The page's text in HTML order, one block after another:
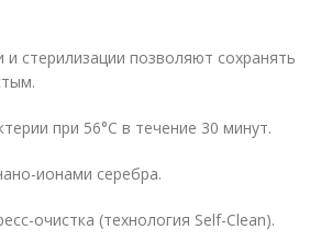
и стерилизации позволяют сохранять
при 56°C в течение 30 минут.
ионами серебра.
очистка (технология Self-Clean).